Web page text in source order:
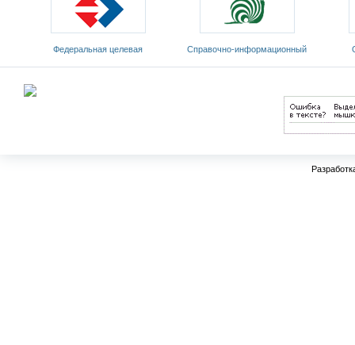
Федеральная целевая
программа развития
Cправочно-информационный
портал «Русский язык»